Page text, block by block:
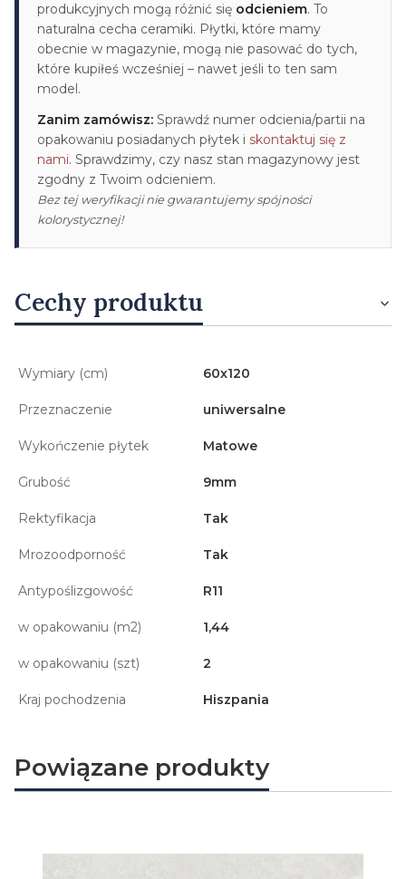
produkcyjnych mogą różnić się odcieniem. To
naturalna cecha ceramiki. Płytki, które mamy
obecnie w magazynie, mogą nie pasować do tych,
które kupiłeś wcześniej – nawet jeśli to ten sam
model.
Zanim zamówisz: Sprawdź numer odcienia/partii na
opakowaniu posiadanych płytek i skontaktuj się z
nami. Sprawdzimy, czy nasz stan magazynowy jest
zgodny z Twoim odcieniem.
Bez tej weryfikacji nie gwarantujemy spójności
kolorystycznej!
Cechy produktu
Wymiary (cm) 60x120
Przeznaczenie uniwersalne
Wykończenie płytek Matowe
Grubość 9mm
Rektyfikacja Tak
Mrozoodporność Tak
Antypoślizgowość R11
w opakowaniu (m2) 1,44
w opakowaniu (szt) 2
Kraj pochodzenia Hiszpania
Powiązane produkty